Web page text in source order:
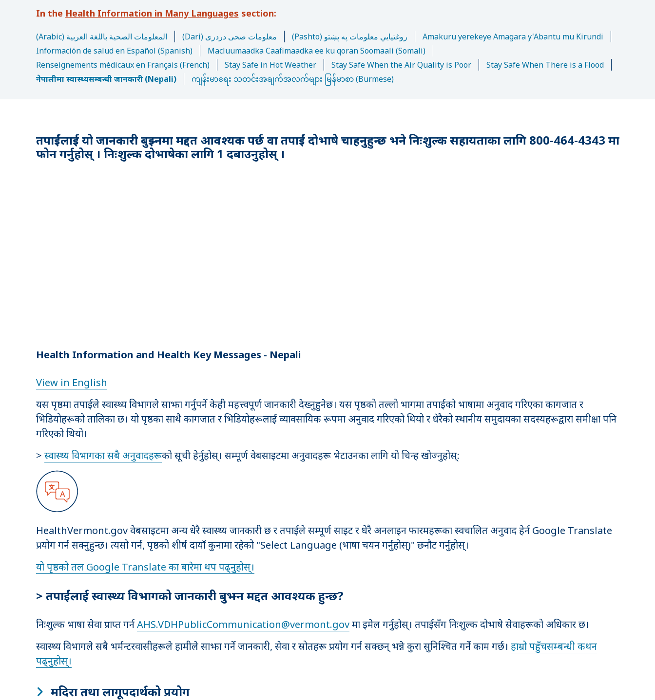
u
m
b
Health Information in Many Languages
(Arabic) المعلومات الصحية باللغة العربية (Dari) معلومات صحی دردری (Pashto) روغتیایي معلومات په پښتو
Amakuru yerekeye Amagara y'Abantu mu Kirundi
Información de salud en Español (Spanish)
Macluumaadka Caafimaadka ee ku qoran Soomaali (Somali)
Renseignements médicaux en Français (French)
Stay Safe in Hot Weather Stay Safe When the Air Quality is Poor
Stay Safe When There is a Flood
नेपालीमा स्वास्थ्यसम्बन्धी जानकारी (Nepali)
ကျန်းမာရေး သတင်းအချက်အလက်များ မြန်မာစာ (Burmese)
तपाईंलाई यो जानकारी बुझ्नमा मद्दत आवश्यक पर्छ वा तपाईं दोभाषे चाहनुहुन्छ भने निःशुल्क सहायताका लागि 800-464-4343 मा
फोन गर्नुहोस् । निःशुल्क दोभाषेका लागि 1 दबाउनुहोस् ।
Health Information and Health Key Messages - Nepali
View in English
यस पृष्ठमा तपाईंले स्वास्थ्य विभागले साझा गर्नुपर्ने केही महत्त्वपूर्ण जानकारी देख्नुहुनेछ। यस पृष्ठको तल्लो भागमा तपाईंको भाषामा अनुवाद गरिएका कागजात र
भिडियोहरूको तालिका छ। यो पृष्ठका साथै कागजात र भिडियोहरूलाई व्यावसायिक रूपमा अनुवाद गरिएको थियो र धेरैको स्थानीय समुदायका सदस्यहरूद्वारा समीक्षा पनि
गरिएको थियो।
> स्वास्थ्य विभागका सबै अनुवादहरूको सूची हेर्नुहोस्। सम्पूर्ण वेबसाइटमा अनुवादहरू भेटाउनका लागि यो चिन्ह खोज्नुहोस्:
HealthVermont.gov वेबसाइटमा अन्य धेरै स्वास्थ्य जानकारी छ र तपाईंले सम्पूर्ण साइट र धेरै अनलाइन फारमहरूका स्वचालित अनुवाद हेर्न Google Translate
प्रयोग गर्न सक्नुहुन्छ। त्यसो गर्न, पृष्ठको शीर्ष दायाँ कुनामा रहेको "Select Language (भाषा चयन गर्नुहोस्)" छनौट गर्नुहोस्।
यो पृष्ठको तल Google Translate का बारेमा थप पढ्नुहोस्।
> तपाईंलाई स्वास्थ्य विभागको जानकारी बुझ्न मद्दत आवश्यक हुन्छ?
निःशुल्क भाषा सेवा प्राप्त गर्नAHS.VDHPublicCommunication@vermont.govमा इमेल गर्नुहोस्। तपाईंसँग निःशुल्क दोभाषे सेवाहरूको अधिकार छ।
स्वास्थ्य विभागले सबै भर्मन्टरवासीहरूले हामीले साझा गर्ने जानकारी, सेवा र स्रोतहरू प्रयोग गर्न सक्छन् भन्ने कुरा सुनिश्चित गर्ने काम गर्छ। हाम्रो पहुँचसम्बन्धी कथन
पढ्नुहोस्।
मदिरा तथा लागूपदार्थको प्रयोग